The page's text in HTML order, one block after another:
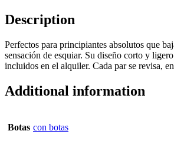
Description
Perfectos para principiantes absolutos que
sensación de esquiar. Su diseño corto y
incluidos en el alquiler. Cada par se revisa,
Additional information
Botas con botas